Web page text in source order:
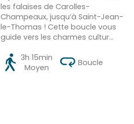
les falaises de Carolles-
Champeaux, jusqu’à Saint-Jean-
le-Thomas ! Cette boucle vous
guide vers les charmes cultur...
3h 15min
Moyen
Boucle